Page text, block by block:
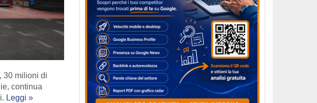
30 milioni di
continua
Leggi »